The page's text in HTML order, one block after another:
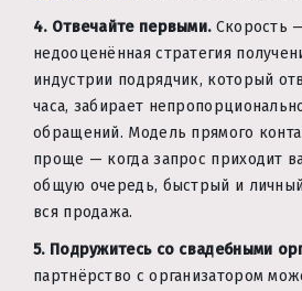
4. Отвечайте первыми.Скорость
недооценённая стратегия
индустрии подрядчик, который
часа, забирает
обращений. Модель прямого
проще — когда запрос приходит
общую очередь, быстрый и личный
вся продажа.
5. Подружитесь со свадебными
партнёрство с организатором